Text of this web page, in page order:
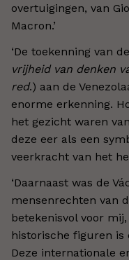
overtuigingen, van
Macron.’
‘De toekenning van
vrijheid van denken
red.) aan de
enorme erkenning.
het gezicht waren
deze eer als een
veerkracht van het
‘Daarnaast was de
mensenrechten van
betekenisvol voor
historische figuren is
Deze internationale